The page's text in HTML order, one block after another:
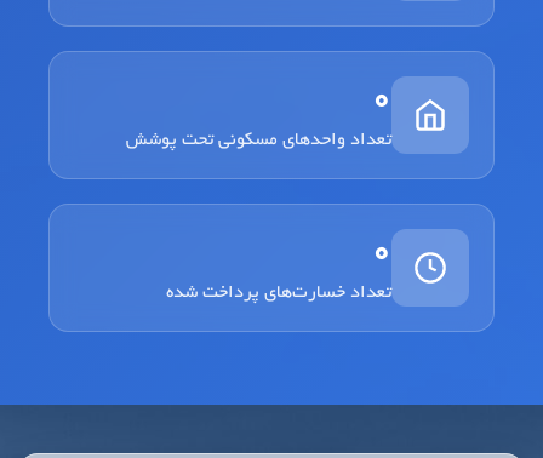
0
تعداد واحدهای مسکونی تحت پوشش
0
تعداد خسارت‌های پرداخت شده